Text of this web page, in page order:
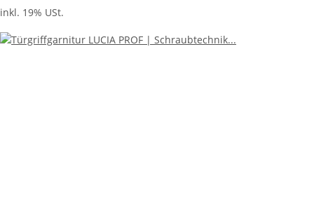
inkl. 19% USt.